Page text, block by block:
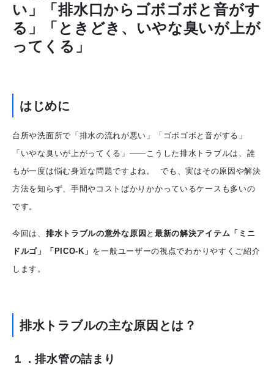
い」「排水口からゴボゴボと音がす
る」「ときどき、いやな臭いが上が
ってくる」
はじめに
台所や洗面所で「排水の流れが悪い」「ゴボゴボと音がする」
「いやな臭いが上がってくる」――こうした排水トラブルは、誰
もが一度は悩む身近な問題ですよね。 でも、実はその原因や解決
方法を知らず、手間やコストばかりかかっているケースも多いの
です。
今回は、 排水トラブルの意外な原因 と 最新の解決アイテム「ミニ
ドルゴ」「PICO-K」 を一般ユーザーの視点でわかりやすくご紹介
します。
排水トラブルの主な原因とは？
１．排水管の詰まり